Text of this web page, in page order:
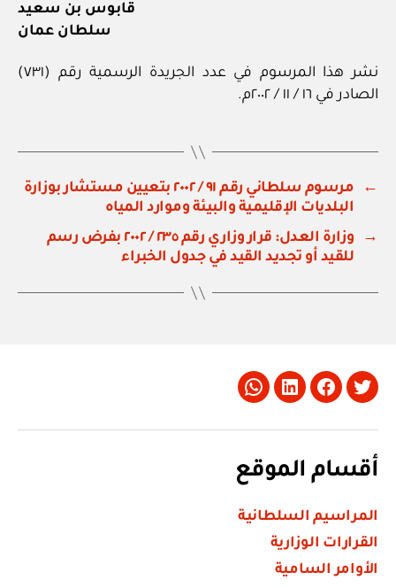
قابوس بن سعيد
سلطان عمان
نشر هذا المرسوم في عدد الجريدة الرسمية رقم (٧٣١)
الصادر في ١٦ / ١١ / ٢٠٠٢م.
←
مرسوم سلطاني رقم ٩١ / ٢٠٠٢ بتعيين مستشار بوزارة
البلديات الإقليمية والبيئة وموارد المياه
→
وزارة العدل: قرار وزاري رقم ٢٣٥ / ٢٠٠٢ بفرض رسم
للقيد أو تجديد القيد في جدول الخبراء
Twitter
Facebook
LinkedIn
Whatsapp
أقسام الموقع
المراسيم السلطانية
القرارات الوزارية
الأوامر السامية